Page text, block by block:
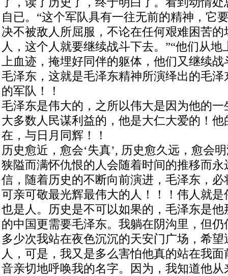
自已。“这个军队具有一往无前的精神，它
决不被敌人所屈服，不论在任何艰难困苦
人，这个人就要继续战斗下去。”“他们从
上血迹，掩埋好同伴的躯体，他们又继续
毛泽东，这就是毛泽东精神所演绎出的毛
的军队！！
毛泽东是伟大的，之所以伟大是因为他的
大多数人民谋利益的，他是大仁大爱的！
在，与日月同辉！！
历史愈近，愈会‘失真’, 历史愈久远，愈会
狭隘而满怀仇恨的人会随着时间的推移而
信，随着历史的不断向前演进，毛泽东，
可亲可敬最光辉最伟大的人！！！伟人就
也是人。历史是不可以如果的，毛泽东是
的中国更需要毛泽东。我躺在阴沟里，但仍
多少次我站在夜色沉沉的天安门广场，希
人，可是，我又是多么害怕他真的站在我
音亲切地呼唤我的名字。因为，我知道他